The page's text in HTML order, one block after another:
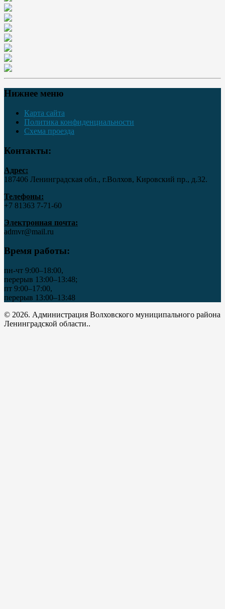
Нижнее меню
Карта сайта
Политика конфиденциальности
Схема проезда
Контакты:
Адрес:
187406 Ленинградская обл., г.Волхов, Кировский пр., д.32.
Телефоны:
+7 81363 7‑71-60
Электронная почта:
admvr@mail.ru
Время работы:
пн-чт 9:00–18:00,
перерыв 13:00–13:48;
пт 9:00–17:00,
перерыв 13:00–13:48
© 2026. Администрация Волховского муниципального района
Ленинградской области..